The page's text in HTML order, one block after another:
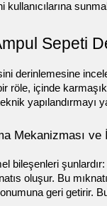
kullanıcılarına
Sepeti
derinlemesine
röle, içinde karmaşık
yapılandırmayı
Mekanizması ve
bileşenleri
oluşur. Bu
geri getirir.